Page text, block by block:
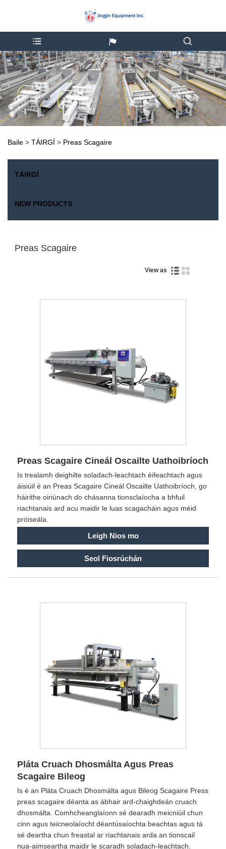
Baile > TÁIRGÍ > Preas Scagaire
TÁIRGÍ
NEW PRODUCTS
Preas Scagaire
View as
Preas Scagaire Cineál Oscailte Uathoibríoch
Is trealamh deighilte soladach-leachtach éifeachtach agus
áisiúil é an Preas Scagaire Cineál Oscailte Uathoibríoch, go
háirithe oiriúnach do chásanna tionsclaíocha a bhfuil
riachtanais ard acu maidir le luas scagacháin agus méid
próiseála.
Leigh Nios mo
Seol Fiosrúchán
Pláta Cruach Dhosmálta Agus Preas
Scagaire Bileog
Is é an Pláta Cruach Dhosmálta agus Bileog Scagaire Press
preas scagaire déanta as ábhair ard-chaighdeán cruach
dhosmálta. Comhcheanglaíonn sé dearadh meicniúil chun
cinn agus teicneolaíocht déantúsaíochta beachtas agus tá
sé deartha chun freastal ar riachtanais arda an tionscail
nua-aimseartha maidir le scaradh soladach-leachtach.